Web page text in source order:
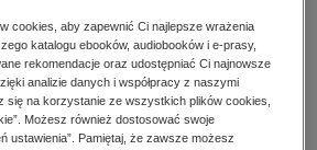
technologie, informatyka
cookies, aby zapewnić Ci najlepsze wrażenia
katalogu ebooków, audiobooków i e-prasy,
rekomendacje oraz udostępniać Ci najnowsze
analizie danych i współpracy z naszymi
się na korzystanie ze wszystkich plików cookies,
Możesz również dostosować swoje
ustawienia”. Pamiętaj, że zawsze możesz